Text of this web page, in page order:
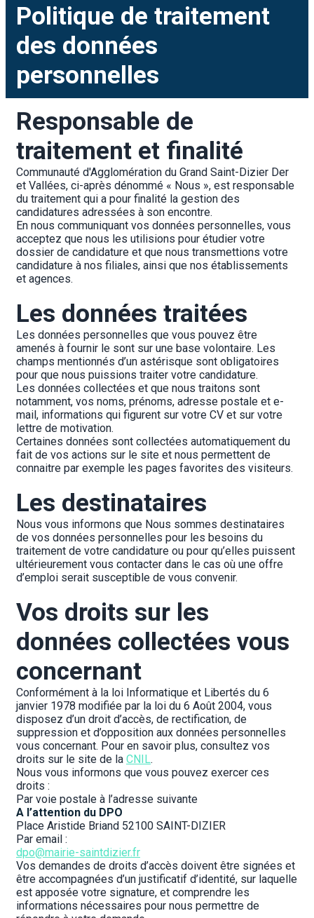
Politique de traitement
des données
personnelles
Responsable de
traitement et finalité
Communauté d'Agglomération du Grand Saint-Dizier Der
et Vallées, ci-après dénommé « Nous », est responsable
du traitement qui a pour finalité la gestion des
candidatures adressées à son encontre.
En nous communiquant vos données personnelles, vous
acceptez que nous les utilisions pour étudier votre
dossier de candidature et que nous transmettions votre
candidature à nos filiales, ainsi que nos établissements
et agences.
Les données traitées
Les données personnelles que vous pouvez être
amenés à fournir le sont sur une base volontaire. Les
champs mentionnés d’un astérisque sont obligatoires
pour que nous puissions traiter votre candidature.
Les données collectées et que nous traitons sont
notamment, vos noms, prénoms, adresse postale et e-
mail, informations qui figurent sur votre CV et sur votre
lettre de motivation.
Certaines données sont collectées automatiquement du
fait de vos actions sur le site et nous permettent de
connaitre par exemple les pages favorites des visiteurs.
Les destinataires
Nous vous informons que Nous sommes destinataires
de vos données personnelles pour les besoins du
traitement de votre candidature ou pour qu’elles puissent
ultérieurement vous contacter dans le cas où une offre
d’emploi serait susceptible de vous convenir.
Vos droits sur les
données collectées vous
concernant
Conformément à la loi Informatique et Libertés du 6
janvier 1978 modifiée par la loi du 6 Août 2004, vous
disposez d’un droit d’accès, de rectification, de
suppression et d’opposition aux données personnelles
vous concernant. Pour en savoir plus, consultez vos
droits sur le site de la CNIL.
Nous vous informons que vous pouvez exercer ces
droits :
Par voie postale à l’adresse suivante
A l’attention du DPO
Place Aristide Briand 52100 SAINT-DIZIER
Par email :
dpo@mairie-saintdizier.fr
Vos demandes de droits d’accès doivent être signées et
être accompagnées d’un justificatif d’identité, sur laquelle
est apposée votre signature, et comprendre les
informations nécessaires pour nous permettre de